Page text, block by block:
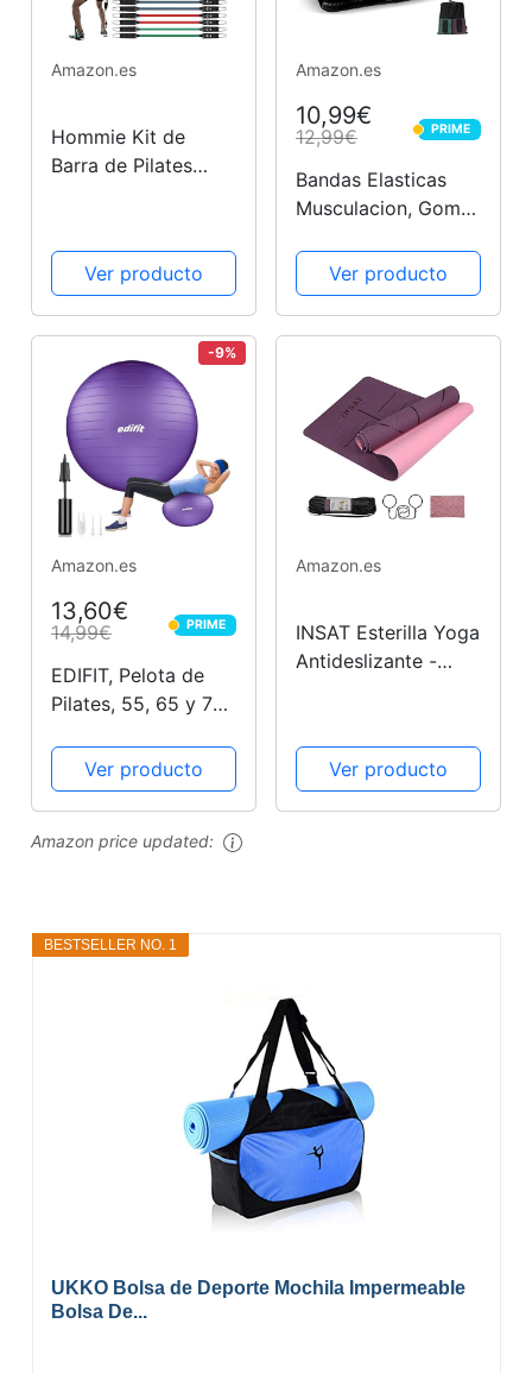
Amazon.es
Hommie Kit de
Barra de Pilates
Removibles con 6
Bandas Resistencia
Entrena en Casa
para Yoga,...
Ver producto
Amazon.es
10,99€
12,99€ PRIME
PRIME
Bandas Elasticas
Musculacion, Gomas
Musculacion
Antideslizantes de
Tela, Cintas
Musculacion 3
Niveles de
Ejercicios para
Gluteos, Cadera,...
Ver producto
-9%
Amazon.es
13,60€
14,99€ PRIME
PRIME
EDIFIT, Pelota de
Pilates, 55, 65 y 75
Accesorios, Fitness,
Varios Tamaños,
Pequeño, Mediano,
Grande, Gimnasio
Ver producto
Amazon.es
INSAT Esterilla Yoga
Antideslizante -
Deporte con
Alineación del
Ver producto
Amazon price updated:
BESTSELLER NO. 1
UKKO Bolsa de Deporte Mochila Impermeable
Bolsa De...